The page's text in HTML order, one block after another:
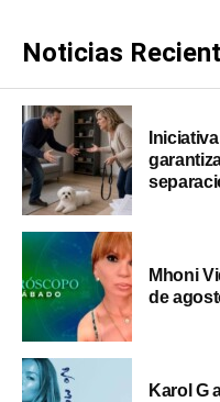
Noticias
Mhoni
de
Karol G